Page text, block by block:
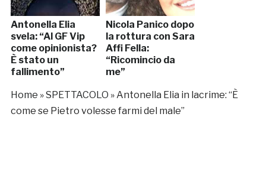
Antonella Elia
svela: “Al GF Vip
come opinionista?
È stato un
fallimento”
Nicola Panico dopo
la rottura con Sara
Affi Fella:
“Ricomincio da
me”
Home »SPETTACOLO »Antonella Elia in lacrime: “È
come se Pietro volesse farmi del male”